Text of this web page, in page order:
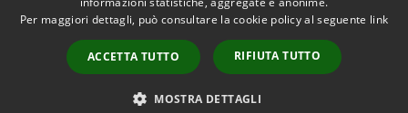
Sitemap
Dichiarazione di
accessibilità
Adesioni
•Accesso redazione
Per maggiori dettagli, può consultare la cookie policy al seguente link
ACCETTA TUTTO RIFIUTA TUTTO
MOSTRA DETTAGLI